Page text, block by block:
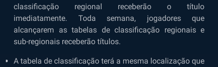
classificação regional receberão o título
imediatamente. Toda semana, jogadores que
alcançarem as tabelas de classificação regionais e
sub-regionais receberão títulos.
A tabela de classificação terá a mesma localização que